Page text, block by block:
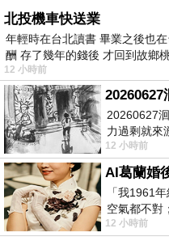
北投機車快送業
年輕時在台北讀書 畢業之後也
酬 存了幾年的錢後 才回到故鄉
12 小時前
20260627
20260627
力過剩就來
磨............
12 小時前
「我1961
空氣都不對
試試看……
12 小時前